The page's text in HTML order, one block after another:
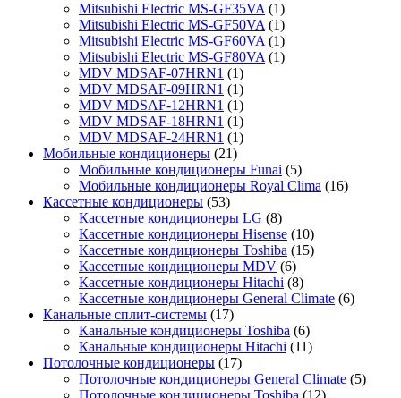
Mitsubishi Electric MS-GF35VA (1)
Mitsubishi Electric MS-GF50VA (1)
Mitsubishi Electric MS-GF60VA (1)
Mitsubishi Electric MS-GF80VA (1)
MDV MDSAF-07HRN1 (1)
MDV MDSAF-09HRN1 (1)
MDV MDSAF-12HRN1 (1)
MDV MDSAF-18HRN1 (1)
MDV MDSAF-24HRN1 (1)
Мобильные кондиционеры (21)
Мобильные кондиционеры Funai (5)
Мобильные кондиционеры Royal Clima (16)
Кассетные кондиционеры (53)
Кассетные кондиционеры LG (8)
Кассетные кондиционеры Hisense (10)
Кассетные кондиционеры Toshiba (15)
Кассетные кондиционеры MDV (6)
Кассетные кондиционеры Hitachi (8)
Кассетные кондиционеры General Climate (6)
Канальные сплит-системы (17)
Канальные кондиционеры Toshiba (6)
Канальные кондиционеры Hitachi (11)
Потолочные кондиционеры (17)
Потолочные кондиционеры General Climate (5)
Потолочные кондиционеры Toshiba (12)